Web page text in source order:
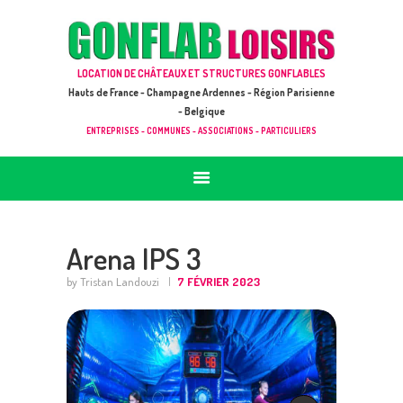
LOCATION DE CHÂTEAUX ET STRUCTURES GONFLABLES
Hauts de France - Champagne Ardennes - Région Parisienne
- Belgique
ENTREPRISES - COMMUNES - ASSOCIATIONS - PARTICULIERS
GONFLAB LOISIRS
ACCUEIL
JEUX À LOUER & PRESTATIONS
CATALOGUE / TARIF
DEMANDE DE DEVIS (SOUS 24H)
Arena IPS 3
by Tristan Landouzi 7 FÉVRIER 2023